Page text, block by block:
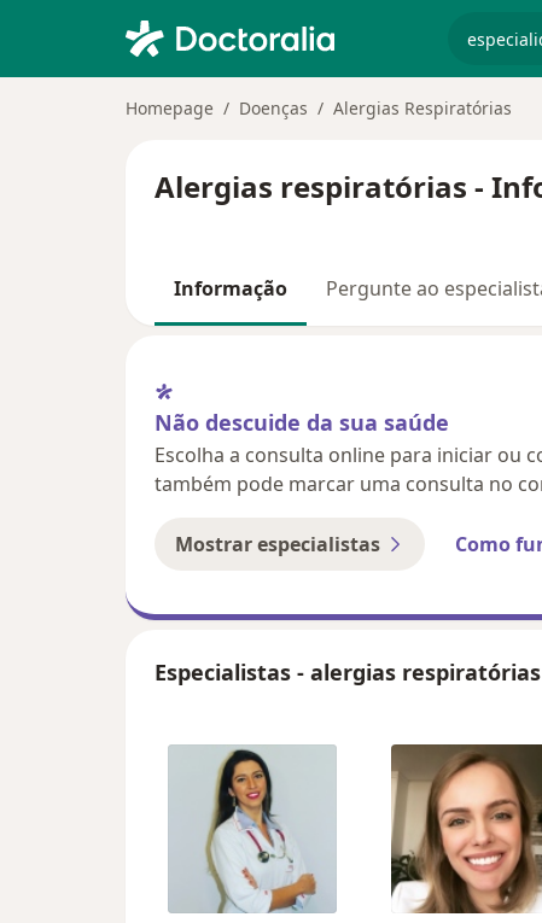
Homepage Doenças Alergias Respiratórias
Alergias respiratórias -
Informação Pergunte ao
Não descuide da sua saúde
Escolha a consulta online para iniciar ou
também pode marcar uma consulta no
Mostrar especialistas Como
Especialistas - alergias respiratórias